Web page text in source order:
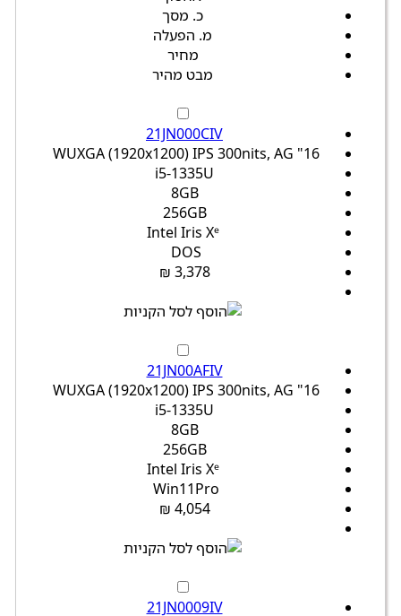
כ. מסך
מ. הפעלה
מחיר
מבט מהיר
21JN000CIV
16" WUXGA (1920x1200) IPS 300nits, AG
i5-1335U
8GB
256GB
Intel Iris Xᵉ
DOS
3,378 ₪
21JN00AFIV
16" WUXGA (1920x1200) IPS 300nits, AG
i5-1335U
8GB
256GB
Intel Iris Xᵉ
Win11Pro
4,054 ₪
21JN0009IV